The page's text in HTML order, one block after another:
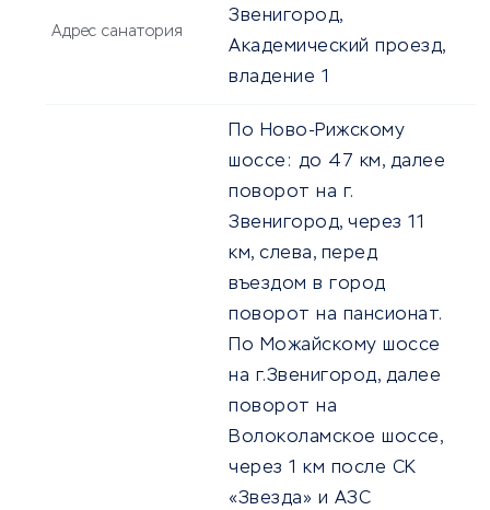
Адрес санатория
Звенигород,
Академический проезд,
владение 1
По Ново-Рижскому
шоссе: до 47 км, далее
поворот на г.
Звенигород, через 11
км, слева, перед
въездом в город
поворот на пансионат.
По Можайскому шоссе
на г.Звенигород, далее
поворот на
Волоколамское шоссе,
через 1 км после СК
«Звезда» и АЗС